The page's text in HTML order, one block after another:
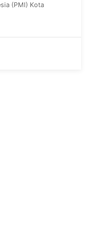
(PMI) Kota